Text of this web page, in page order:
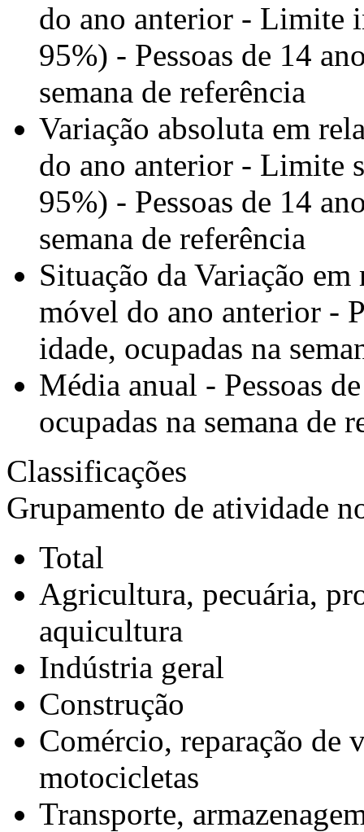
do ano anterior - Limite
95%) - Pessoas de 14
semana de referência
Variação absoluta em
do ano anterior - Limite
95%) - Pessoas de 14
semana de referência
Situação da Variação
móvel do ano anterior -
idade, ocupadas na
Média anual - Pessoas
ocupadas na semana de
Classificações
Grupamento de atividade
Total
Agricultura, pecuária,
aquicultura
Indústria geral
Construção
Comércio, reparação de
motocicletas
Transporte,